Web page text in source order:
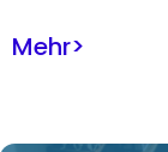
Mehr>